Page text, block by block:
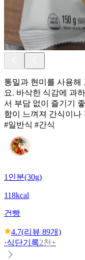
통밀과 현미를 사용해
요. 바삭한 식감에 과
서 부담 없이 즐기기
함이 느껴져 간식이나
#일반식 #간식
1인분(30g)
118kcal
건빵
4.7(리뷰 89개)
·식단기록2천+